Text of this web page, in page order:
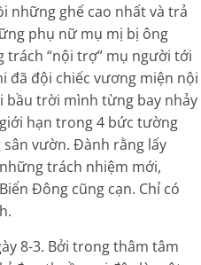
những ghế cao nhất và trả
phụ nữ mụ mị bị ông
trách “nội trợ” mụ người tới
đã đội chiếc vương miện nội
bầu trời mình từng bay nhảy
hạn trong 4 bức tường
vườn. Đành rằng lấy
trách nhiệm mới,
Đông cũng cạn. Chỉ có
8-3. Bởi trong thâm tâm